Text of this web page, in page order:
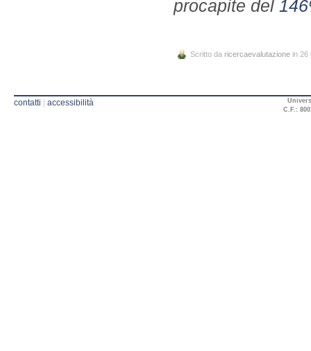
procapite del
Scritto da ricercaevalutazione in 26
contatti | accessibilità
C.F.: